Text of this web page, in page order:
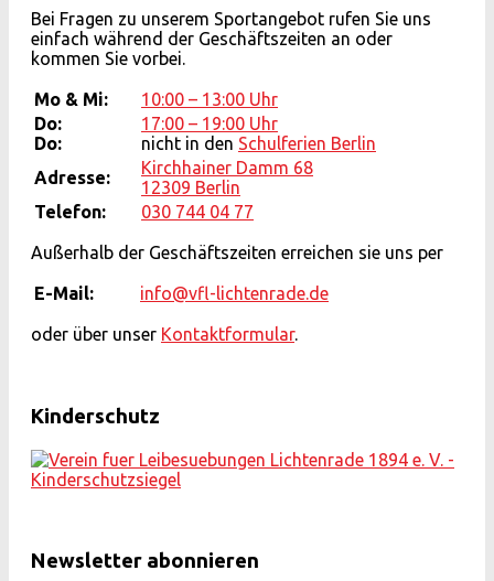
Bei Fragen zu unserem Sportangebot rufen Sie uns
einfach während der Geschäftszeiten an oder
kommen Sie vorbei.
Mo & Mi:
10:00 – 13:00 Uhr
Do:
Do:
17:00 – 19:00 Uhr
nicht in den Schulferien Berlin
Adresse:
Kirchhainer Damm 68
12309 Berlin
Telefon:
030 744 04 77
Außerhalb der Geschäftszeiten erreichen sie uns per
E-Mail: info@vfl-lichtenrade.de
oder über unser Kontaktformular.
Kinderschutz
Newsletter abonnieren